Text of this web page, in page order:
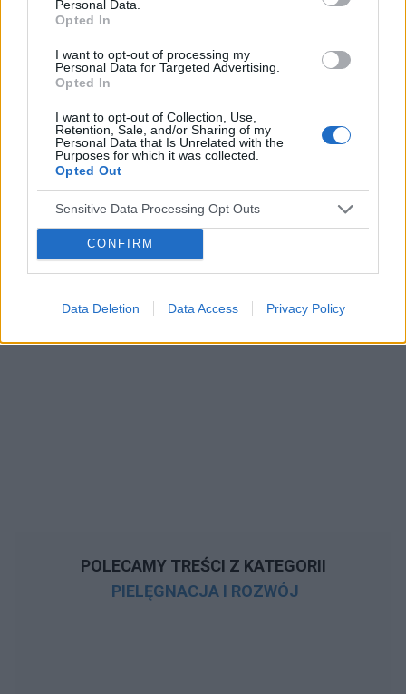
Personal Data.
Opted In
I want to opt-out of processing my
Personal Data for Targeted Advertising.
Opted In
I want to opt-out of Collection, Use,
Retention, Sale, and/or Sharing of my
Personal Data that Is Unrelated with the
Purposes for which it was collected.
Opted Out
Sensitive Data Processing Opt Outs
CONFIRM
Data Deletion Data Access Privacy Policy
POLECAMY TREŚCI Z KATEGORII
PIELĘGNACJA I ROZWÓJ